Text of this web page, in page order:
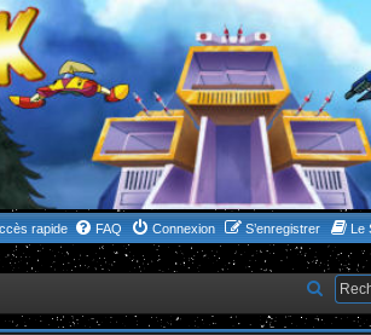
rapide FAQ Connexion S’enregistrer Le
e